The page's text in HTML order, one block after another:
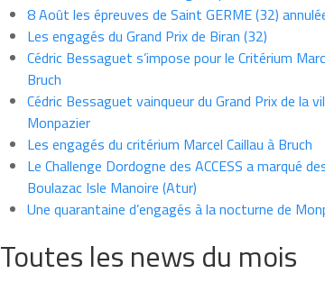
8 Août les épreuves de Saint GERME (32)
Les engagés du Grand Prix de Biran (32)
Cédric Bessaguet s’impose pour le Critérium
Bruch
Cédric Bessaguet vainqueur du Grand Prix de la
Monpazier
Les engagés du critérium Marcel Caillau à Bruch
Le Challenge Dordogne des ACCESS a marqué
Boulazac Isle Manoire (Atur)
Une quarantaine d’engagés à la nocturne de
Toutes les news du mois